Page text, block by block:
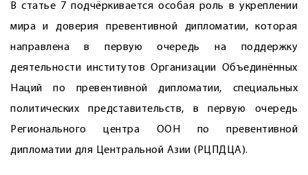
В статье 7 подчёркивается особая роль в укреплении
мира и доверия превентивной дипломатии, которая
направлена в первую очередь на поддержку
деятельности институтов Организации Объединённых
Наций по превентивной дипломатии, специальных
политических представительств, в первую очередь
Регионального центра ООН по превентивной
дипломатии для Центральной Азии (РЦПДЦА).